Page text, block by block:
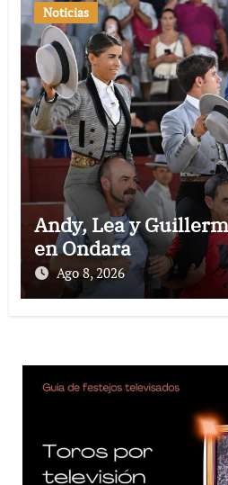
Noticias
Andy, Lea y
en Ondara
Ago 8, 2026